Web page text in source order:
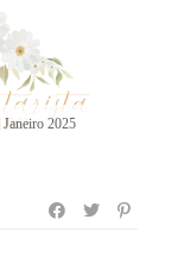
2025